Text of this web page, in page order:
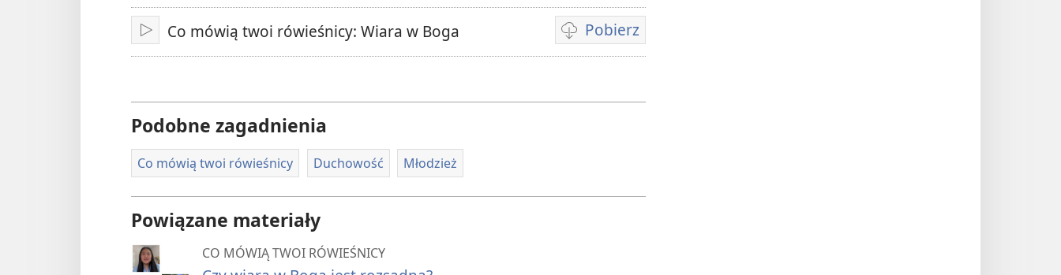
Odtwarzaj
Co mówią twoi rówieśnicy: Wiara w Boga Pobierz
Opcje
pobierania
Podobne zagadnienia
Co mówią twoi rówieśnicy Duchowość Młodzież
Powiązane materiały
CO MÓWIĄ TWOI RÓWIEŚNICY